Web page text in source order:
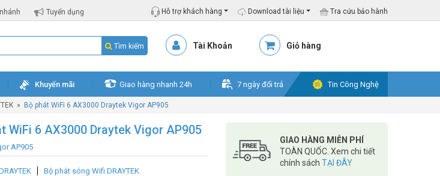
Tuyển dụng Hỗ trợ khách hàng Download tài liệu Tra cứu bảo hành
Tìm kiếm Tài Khoản Giỏ hàng
Khuyến mãi Giao hàng nhanh 24h 7 ngày đổi trả Tin Công Nghệ
» Bộ phát WiFi 6 AX3000 Draytek Vigor AP905
WiFi 6 AX3000 Draytek Vigor AP905
AP905
Bộ phát sóng Wifi DRAYTEK
GIAO HÀNG MIỄN PHÍ
TOÀN QUỐC. Xem chi tiết
chính sách TẠI ĐÂY